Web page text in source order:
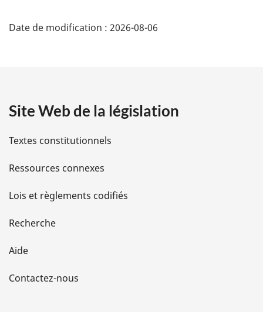
r
é
e
c
d
l
n
o
e
é
i
l
s
d
e
l
Date de modification : 2026-08-06
Site Web de la législation
Textes constitutionnels
Ressources connexes
Lois et règlements codifiés
Recherche
Aide
Contactez-nous